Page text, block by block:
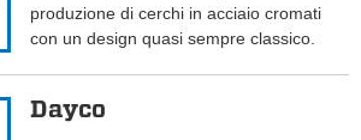
produzione di cerchi in acciaio cromati
con un design quasi sempre classico.
Dayco